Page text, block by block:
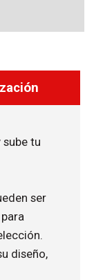
tu
ser
diseño,